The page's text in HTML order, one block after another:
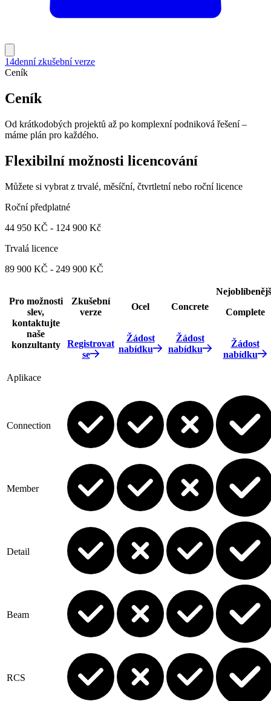
14denní zkušební verze
Ceník
Ceník
Od krátkodobých projektů až po komplexní podniková řešení –
máme plán pro každého.
Flexibilní možnosti licencování
Můžete si vybrat z trvalé, měsíční, čtvrtletní nebo roční licence
Roční předplatné
44 950 KČ - 124 900 Kč
Trvalá licence
89 900 KČ - 249 900 KČ
Pro možnosti
slev,
kontaktujte
naše
konzultanty
Zkušební
verze
Registrovat
se
Ocel
Žádost
nabídku
Concrete
Žádost
nabídku
Complete
Žádost
nabídku
Aplikace
Connection
Member
Detail
Beam
RCS